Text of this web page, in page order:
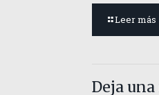
Leer más
Deja